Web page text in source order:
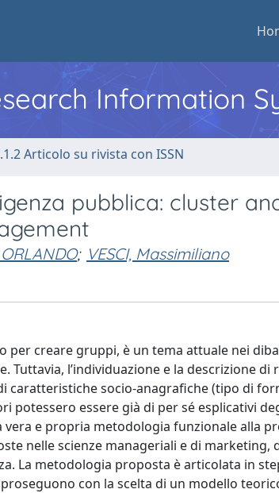
Information
Articolo su rivista con ISSN
pubblica: cluster
ORLANDO; VESCI, Massimiliano
creare gruppi, è un tema attuale nei
Tuttavia, l’individuazione e la descrizione
caratteristiche socio-anagrafiche (tipo di
potessero essere già di per sé esplicativi
e propria metodologia funzionale alla
nelle scienze manageriali e di marketing,
La metodologia proposta è articolata in
con la scelta di un modello